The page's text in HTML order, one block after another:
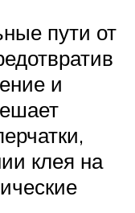
пути от
и
клея на